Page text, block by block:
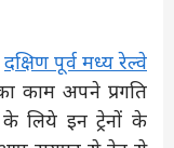
दक्षिण पूर्व मध्य रेल्वे
काम अपने प्रगति
लिये इन ट्रेनों के